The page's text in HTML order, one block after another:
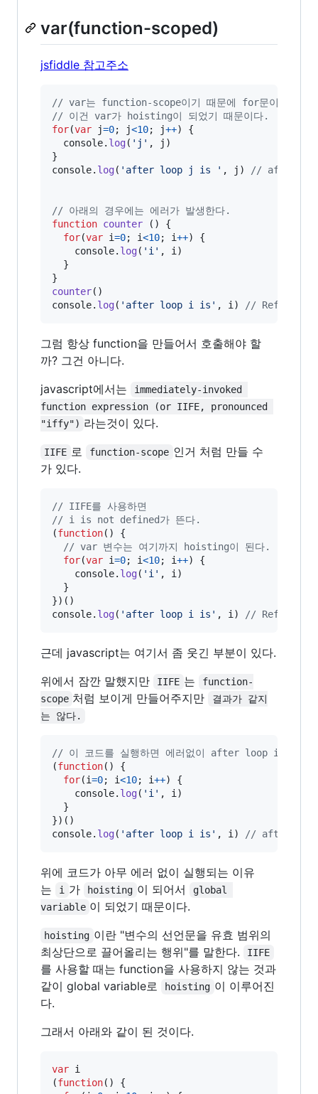
var(function-scoped)
jsfiddle 참고주소
// var는 function-scope이기 때문에 for문이 끝난다
// 이건 var가 hoisting이 되었기 때문이다.
for(var j=0; j<10; j++)
{
console. log( 'j' , j )
}
console. log( 'after loop j is ' , j ) // after
// 아래의 경우에는 에러가 발생한다.
function counter ( )
{
for(var i=0; i<10; i++)
{
console. log( 'i' , i )
}
}
counter( )
console. log( 'after loop i is' , i ) //
그럼 항상 function을 만들어서 호출해야 할
까? 그건 아니다.
javascript에서는
immediately-invoked
function expression (or IIFE, pronounced
"iffy") 라는것이 있다.
IIFE 로 function-scope 인거 처럼 만들 수
가 있다.
// IIFE를 사용하면
// i is not defined가 뜬다.
(function( )
{
// var 변수는 여기까지 hoisting이 된다.
for(var i=0; i<10; i++)
{
console. log( 'i' , i )
}
}) ( )
console. log( 'after loop i is' , i ) //
근데 javascript는 여기서 좀 웃긴 부분이 있다.
위에서 잠깐 말했지만
IIFE 는
function-
scope 처럼 보이게 만들어주지만
결과가 같지
는 않다.
// 이 코드를 실행하면 에러없이 after loop i is 10
(function( )
{
for(i=0; i<10; i++)
{
console. log( 'i' , i )
}
}) ( )
console. log( 'after loop i is' , i ) // after
위에 코드가 아무 에러 없이 실행되는 이유
는
i 가 hoisting 이 되어서
global
variable 이 되었기 때문이다.
hoisting 이란 "변수의 선언문을 유효 범위의
최상단으로 끌어올리는 행위"를 말한다.
IIFE
를 사용할 때는 function을 사용하지 않는 것과
같이 global variable로
hoisting 이 이루어진
다.
그래서 아래와 같이 된 것이다.
var i
(function( )
{